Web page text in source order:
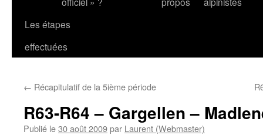
Les étapes
effectuées
← Récapitulatif de la 5ième période
R63-R64 – Gargellen –
Publié le30 août 2009par Laurent (Webmaster)